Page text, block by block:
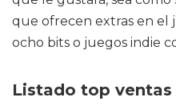
que ofrecen extras en el
ocho bits o juegos indie
Listado top